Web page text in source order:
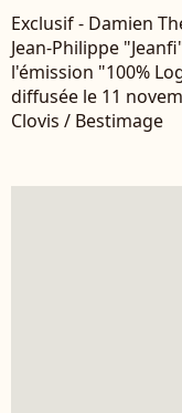
Exclusif - Damien
Jean-Philippe
l'émission "100%
diffusée le 11
Clovis / Bestimage